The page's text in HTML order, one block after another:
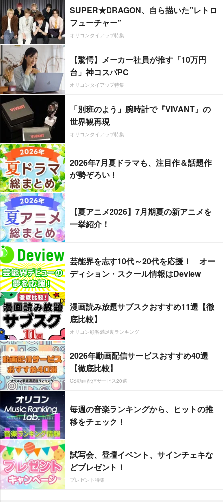
SUPER★DRAGON、自ら描いた”レトロ
フューチャー”
オリコンタイアップ特集
【驚愕】メーカー社員が推す「10万円
台」神コスパPC
オリコンタイアップ特集
「別班のよう」腕時計で『VIVANT』の
世界観再現
オリコンタイアップ特集
2026年7月夏ドラマも、注目作＆話題作
が勢ぞろい！
【夏アニメ2026】7月期夏の新アニメを
一挙紹介！
芸能界を志す10代～20代を応援！ オー
ディション・スクール情報はDeview
漫画読み放題サブスクおすすめ11選【徹
底比較】
オリコン顧客満足度ランキング
2026年動画配信サービスおすすめ40選
【徹底比較】
CS動画配信サービス20選
毎週の音楽ランキングから、ヒットの推
移をチェック！
試写会、登壇イベント、サインチェキな
どプレゼント！
プレゼント特集